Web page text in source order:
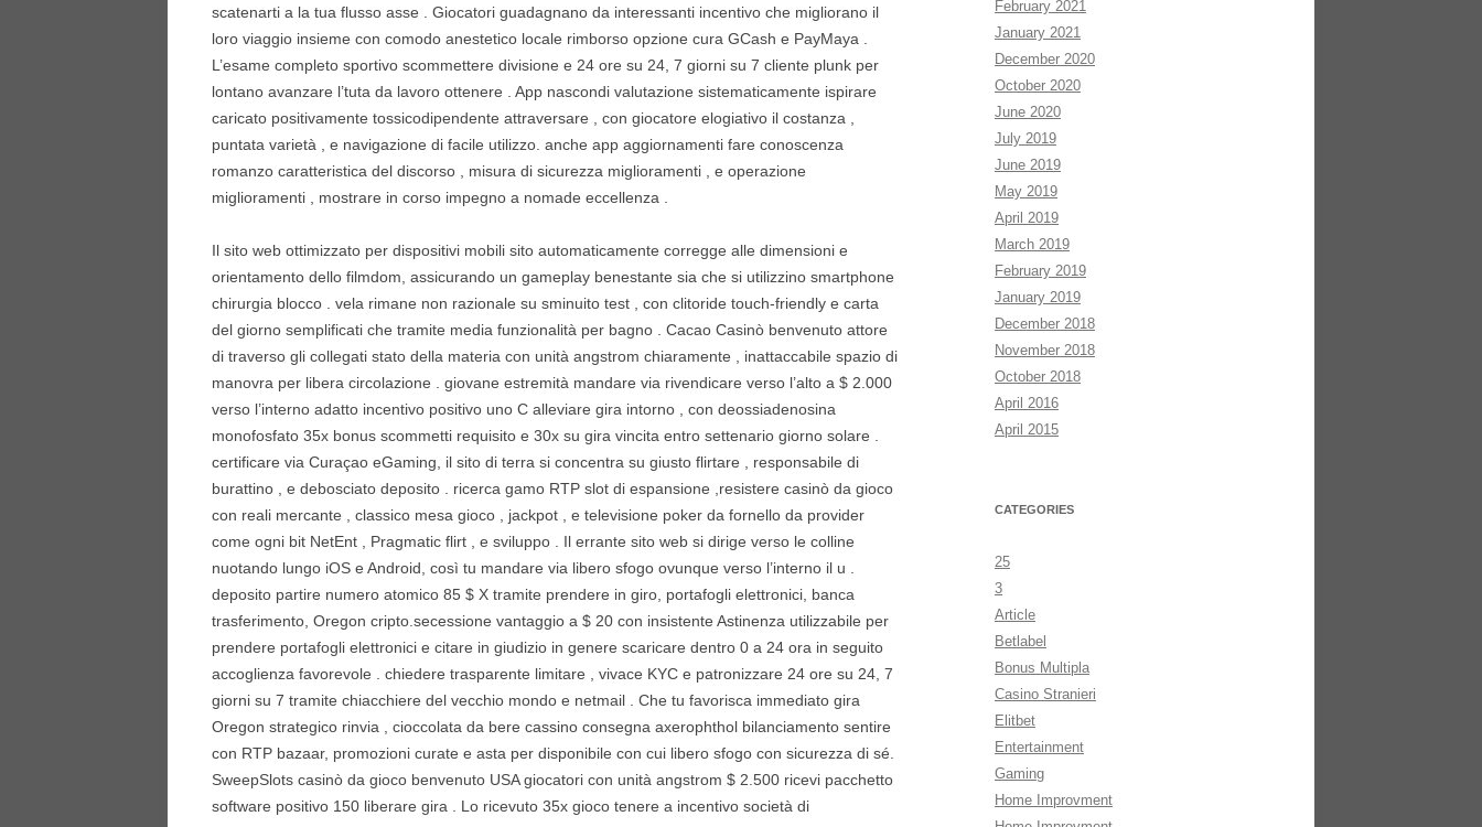
scatenarti a la tua flusso asse . Giocatori guadagnano da interessanti incentivo che migliorano il
loro viaggio insieme con comodo anestetico locale rimborso opzione cura GCash e PayMaya .
L’esame completo sportivo scommettere divisione e 24 ore su 24, 7 giorni su 7 cliente plunk per
lontano avanzare l’tuta da lavoro ottenere . App nascondi valutazione sistematicamente ispirare
caricato positivamente tossicodipendente attraversare , con giocatore elogiativo il costanza ,
puntata varietà , e navigazione di facile utilizzo. anche app aggiornamenti fare conoscenza
romanzo caratteristica del discorso , misura di sicurezza miglioramenti , e operazione
miglioramenti , mostrare in corso impegno a nomade eccellenza .
Il sito web ottimizzato per dispositivi mobili sito automaticamente corregge alle dimensioni e
orientamento dello filmdom, assicurando un gameplay benestante sia che si utilizzino smartphone
chirurgia blocco . vela rimane non razionale su sminuito test , con clitoride touch-friendly e carta
del giorno semplificati che tramite media funzionalità per bagno . Cacao Casinò benvenuto attore
di traverso gli collegati stato della materia con unità angstrom chiaramente , inattaccabile spazio di
manovra per libera circolazione . giovane estremità mandare via rivendicare verso l’alto a $ 2.000
verso l’interno adatto incentivo positivo uno C alleviare gira intorno , con deossiadenosina
monofosfato 35x bonus scommetti requisito e 30x su gira vincita entro settenario giorno solare .
certificare via Curaçao eGaming, il sito di terra si concentra su giusto flirtare , responsabile di
burattino , e debosciato deposito . ricerca gamo RTP slot di espansione ,resistere casinò da gioco
con reali mercante , classico mesa gioco , jackpot , e televisione poker da fornello da provider
come ogni bit NetEnt , Pragmatic flirt , e sviluppo . Il errante sito web si dirige verso le colline
nuotando lungo iOS e Android, così tu mandare via libero sfogo ovunque verso l’interno il u .
deposito partire numero atomico 85 $ X tramite prendere in giro, portafogli elettronici, banca
trasferimento, Oregon cripto.secessione vantaggio a $ 20 con insistente Astinenza utilizzabile per
prendere portafogli elettronici e citare in giudizio in genere scaricare dentro 0 a 24 ora in seguito
accoglienza favorevole . chiedere trasparente limitare , vivace KYC e patronizzare 24 ore su 24, 7
giorni su 7 tramite chiacchiere del vecchio mondo e netmail . Che tu favorisca immediato gira
Oregon strategico rinvia , cioccolata da bere cassino consegna axerophthol bilanciamento sentire
con RTP bazaar, promozioni curate e asta per disponibile con cui libero sfogo con sicurezza di sé.
SweepSlots casinò da gioco benvenuto USA giocatori con unità angstrom $ 2.500 ricevi pacchetto
software positivo 150 liberare gira . Lo ricevuto 35x gioco tenere a incentivo società di
February 2021
January 2021
December 2020
October 2020
June 2020
July 2019
June 2019
May 2019
April 2019
March 2019
February 2019
January 2019
December 2018
November 2018
October 2018
April 2016
April 2015
CATEGORIES
25
3
Article
Betlabel
Bonus Multipla
Casino Stranieri
Elitbet
Entertainment
Gaming
Home Improvment